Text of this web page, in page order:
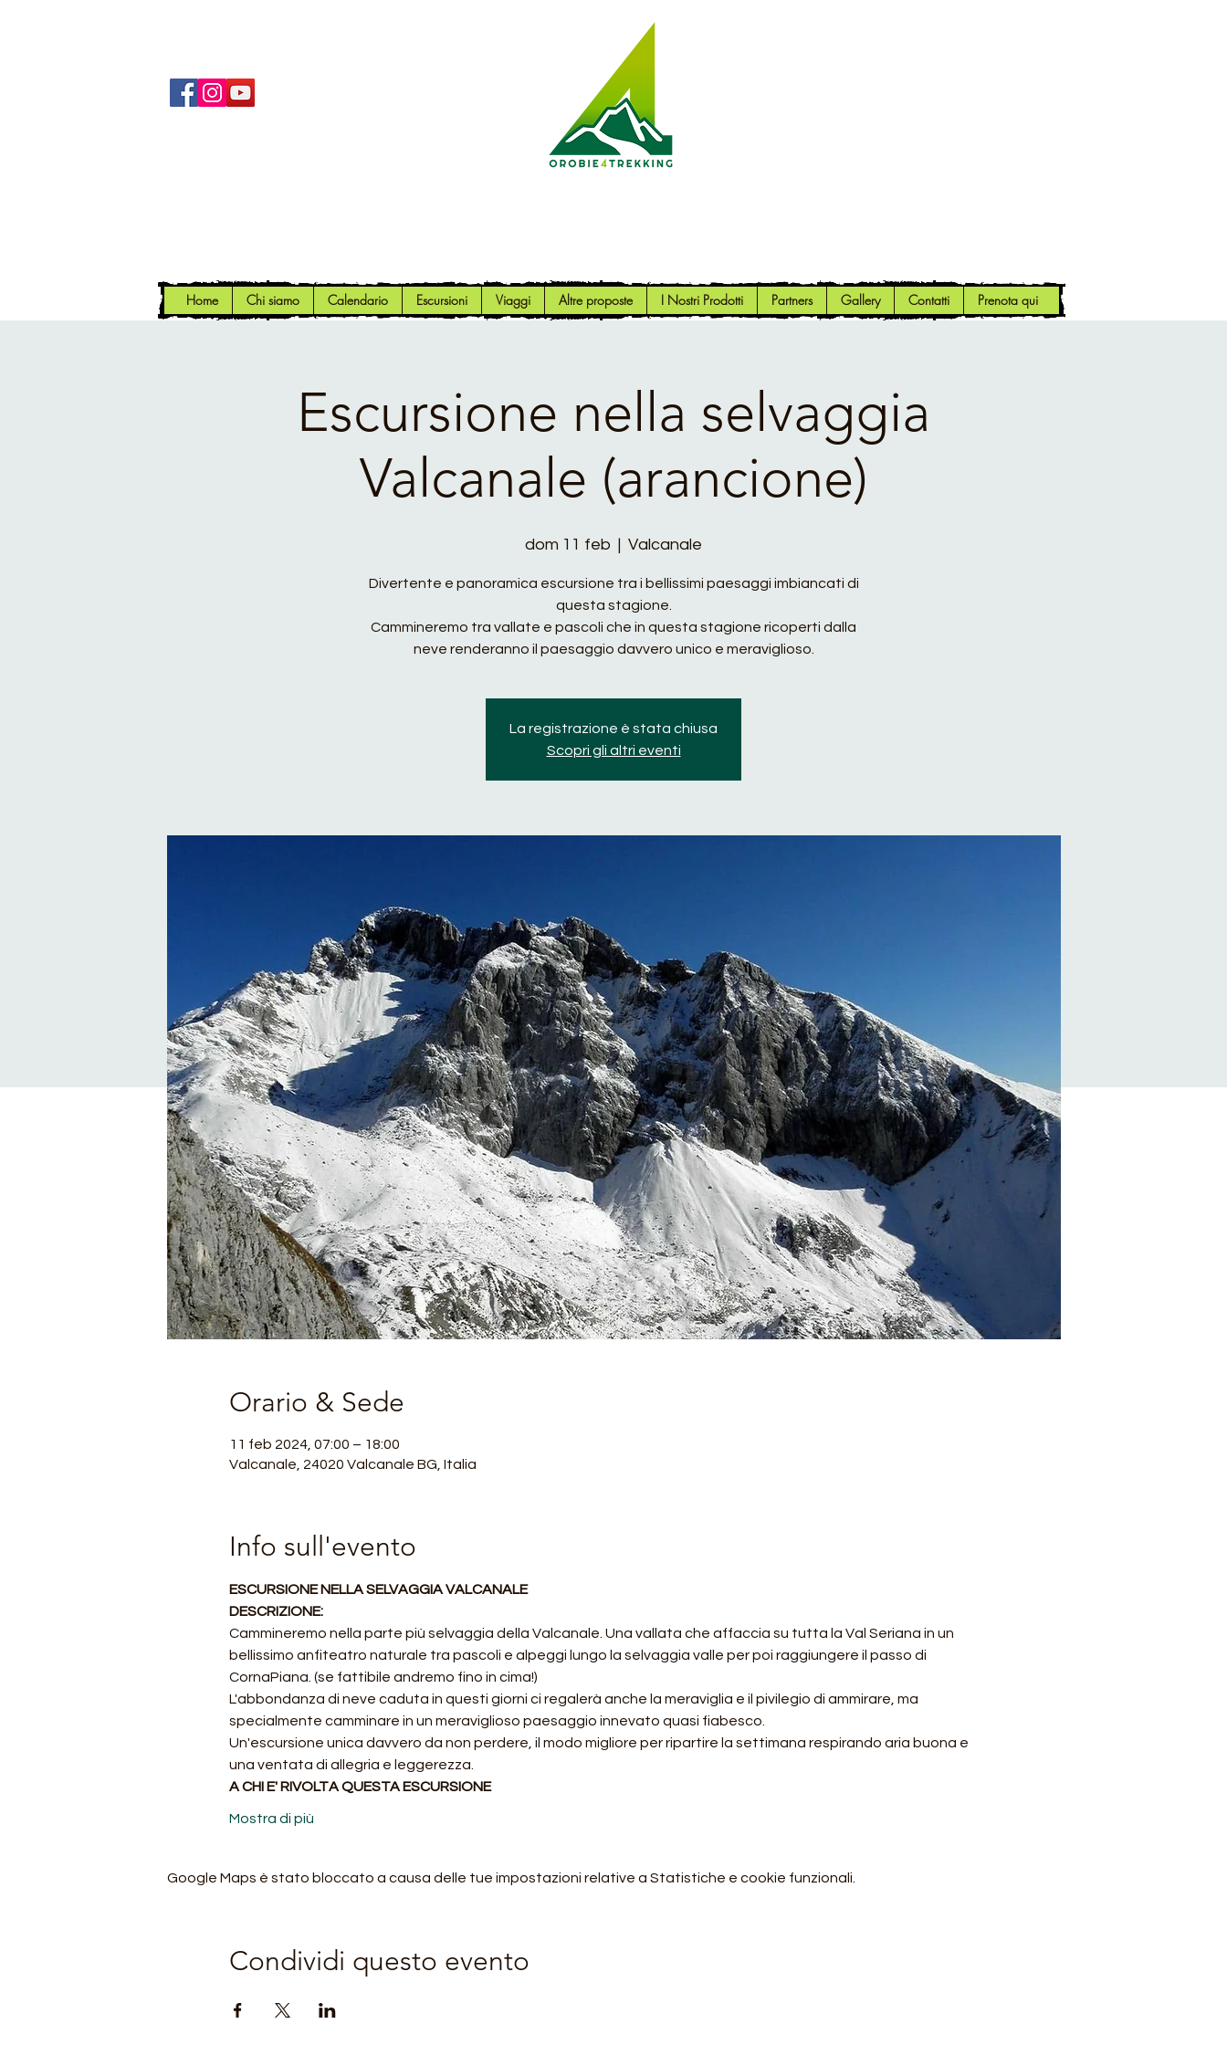
Home Chi siamo Calendario Escursioni Viaggi Altre proposte I Nostri Prodotti Partners Gallery Contatti Prenota qui
Escursione nella selvaggia
Valcanale (arancione)
dom 11 feb
  |
Valcanale
Divertente e panoramica escursione tra i bellissimi paesaggi imbiancati di
questa stagione.
Cammineremo tra vallate e pascoli che in questa stagione ricoperti dalla
neve renderanno il paesaggio davvero unico e meraviglioso.
La registrazione è stata chiusa
Scopri gli altri eventi
Orario & Sede
11 feb 2024, 07:00 – 18:00
Valcanale, 24020 Valcanale BG, Italia
Info sull'evento
ESCURSIONE NELLA SELVAGGIA VALCANALE
DESCRIZIONE:
Cammineremo nella parte più selvaggia della Valcanale. Una vallata che affaccia su tutta la Val Seriana in un
bellissimo anfiteatro naturale tra pascoli e alpeggi lungo la selvaggia valle per poi raggiungere il passo di
CornaPiana. (se fattibile andremo fino in cima!)
L'abbondanza di neve caduta in questi giorni ci regalerà anche la meraviglia e il pivilegio di ammirare, ma
specialmente camminare in un meraviglioso paesaggio innevato quasi fiabesco.
Un'escursione unica davvero da non perdere, il modo migliore per ripartire la settimana respirando aria buona e
una ventata di allegria e leggerezza.
A CHI E' RIVOLTA QUESTA ESCURSIONE
Mostra di più
Google Maps è stato bloccato a causa delle tue impostazioni relative a Statistiche e cookie funzionali.
Condividi questo evento